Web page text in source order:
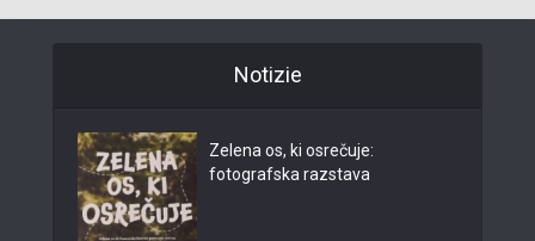
Notizie
Zelena os, ki osrečuje:
fotografska razstava